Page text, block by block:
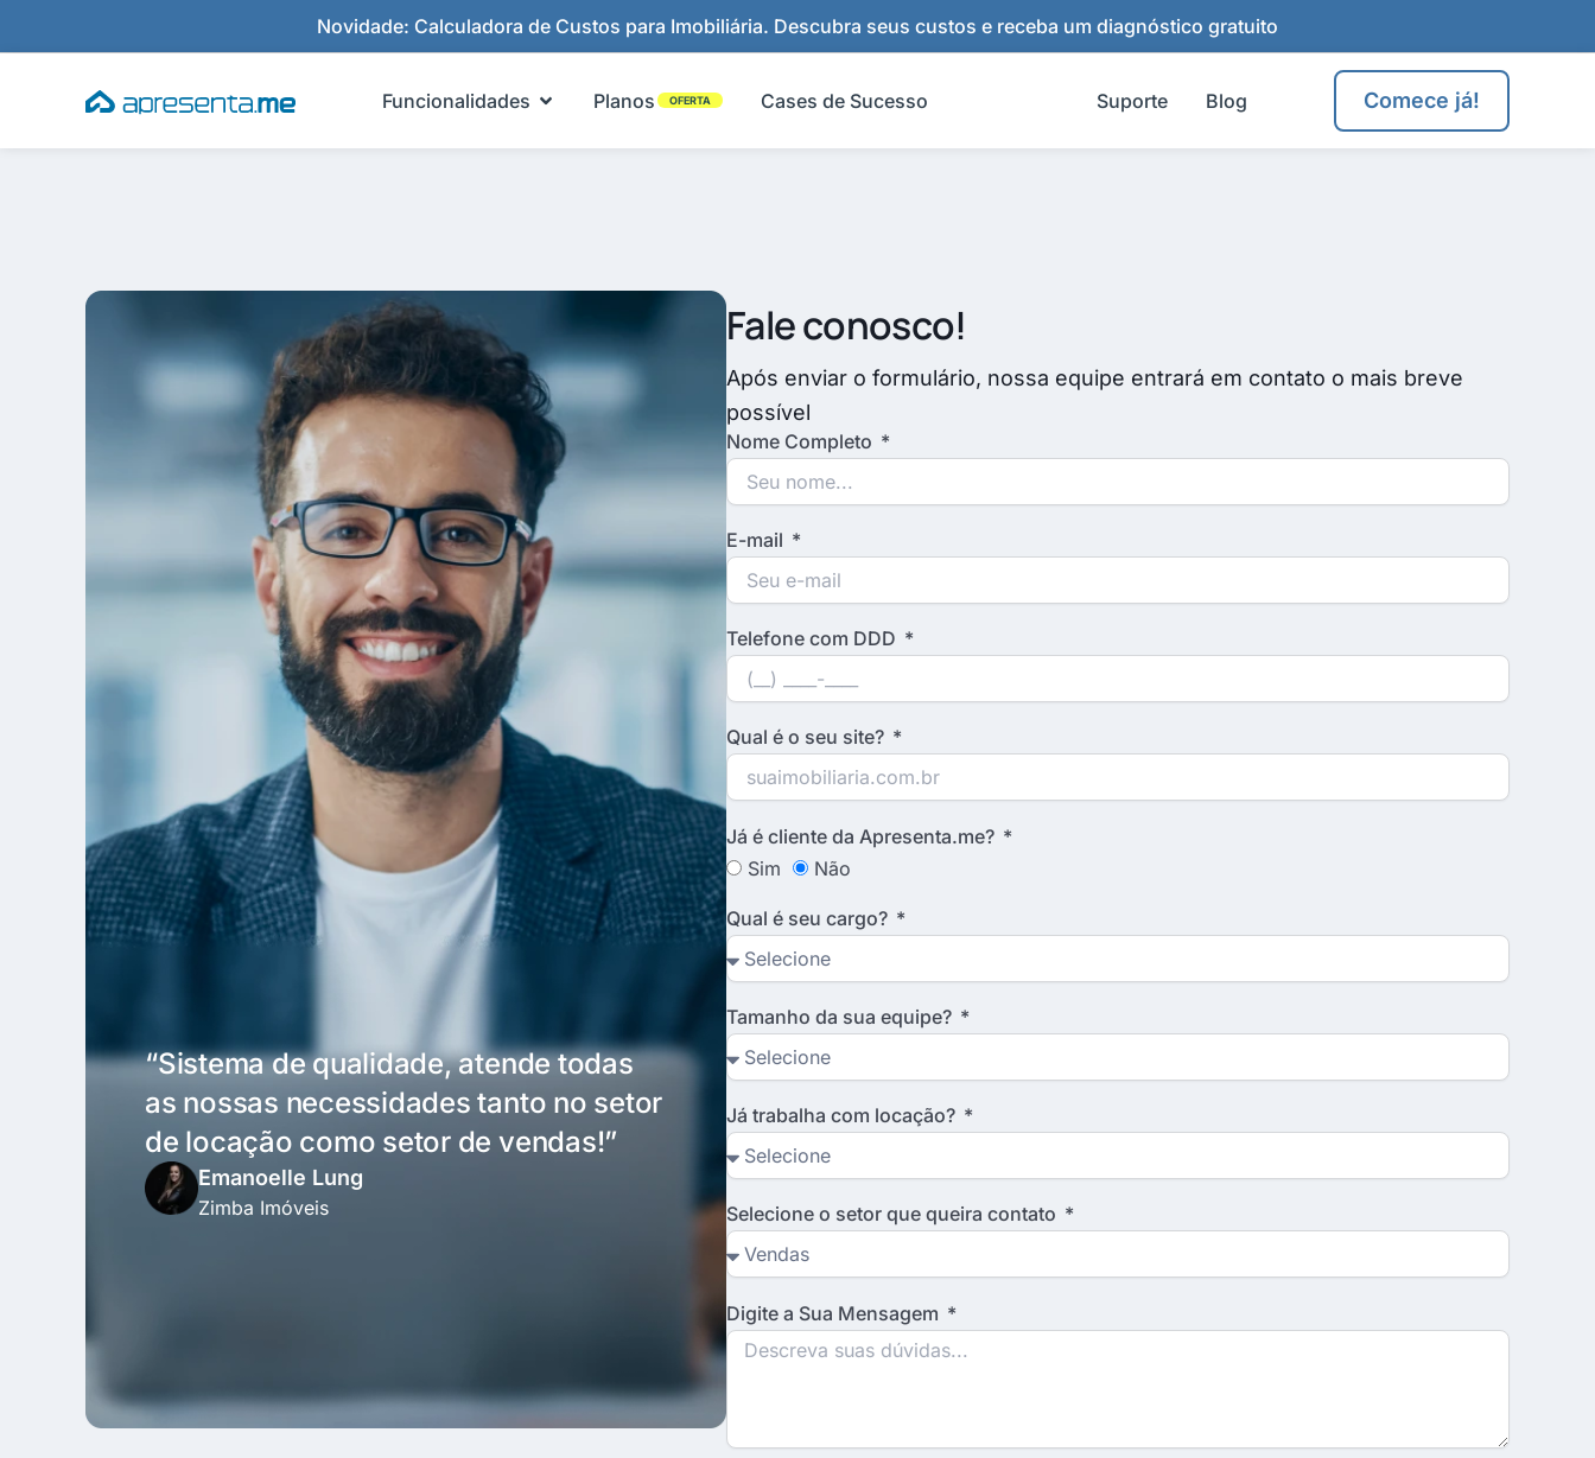
Novidade: Calculadora de Custos para Imobiliária. Descubra seus custos e receba um diagnóstico gratuito
Funcionalidades Abrir Funcionalidades
Planos OFERTA Cases de Sucesso Suporte Blog Comece já!
“Sistema de qualidade, atende todas
as nossas necessidades tanto no setor
de locação como setor de vendas!”
Emanoelle Lung
Zimba Imóveis
Fale conosco!
Após enviar o formulário, nossa equipe entrará em contato o mais breve
possível
Nome Completo
E-mail
Telefone com DDD
Qual é o seu site?
Já é cliente da Apresenta.me?
Sim
Não
Qual é seu cargo?
Tamanho da sua equipe?
Já trabalha com locação?
Selecione o setor que queira contato
Digite a Sua Mensagem